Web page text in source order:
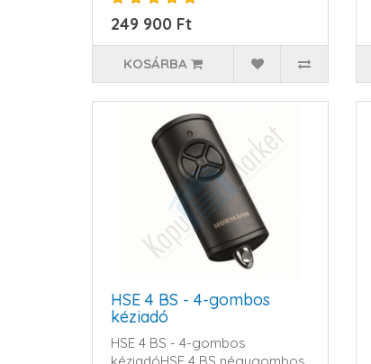
249 900 Ft
KOSÁRBA
HSE 4 BS - 4-gombos
kéziadó
HSE 4 BS - 4-gombos